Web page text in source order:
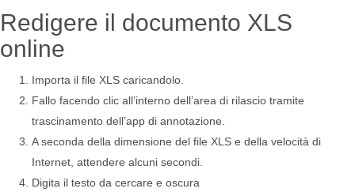
Redigere il documento XLS
online
Importa il file XLS caricandolo.
Fallo facendo clic all’interno dell’area di rilascio tramite
trascinamento dell’app di annotazione.
A seconda della dimensione del file XLS e della velocità di
Internet, attendere alcuni secondi.
Digita il testo da cercare e oscura